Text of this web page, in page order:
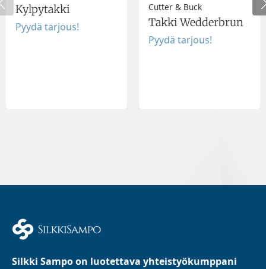
Kylpytakki
Pyydä tarjous!
Cutter & Buck
Takki Wedderbrun
Pyydä tarjous!
Silkki Sampo on luotettava yhteistyökumppani